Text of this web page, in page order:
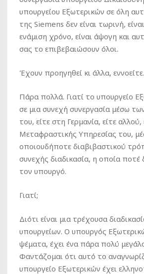
υπουργείου Εξωτερικών σε όλη
της Siemens δεν είναι τωρινή,
ενάμιση χρόνο, είναι άψογη και
σας το επιβεβαιώσουν όλοι.
Έχουν προηγηθεί κι άλλα,
Πάρα πολλά. Γιατί το υπουργείο
σε μια συνεχή συνεργασία μέσω
του, είτε στη Γερμανία, είτε
Μεταφραστικής Υπηρεσίας του,
οποιουδήποτε διαβιβαστικού
συνεχής διαδικασία, η οποία
τον υπουργό.
Γιατί;
Διότι είναι μια τρέχουσα
υπουργείων. Ο υπουργός
ψέματα, έχει ένα πάρα πολύ
Φαντάζομαι ότι αυτό το
υπουργείο Εξωτερικών έχει